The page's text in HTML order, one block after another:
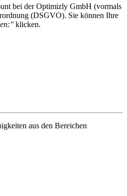
bei der Optimizly GmbH (vormals
(DSGVO). Sie können Ihre
klicken.
aus den Bereichen